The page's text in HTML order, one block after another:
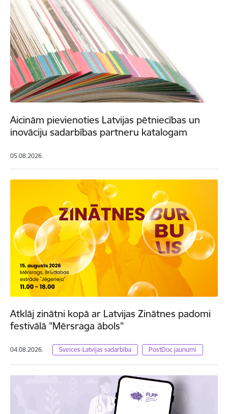
Aicinām pievienoties Latvijas pētniecības un
inovāciju sadarbības partneru katalogam
05.08.2026.
Atklāj zinātni kopā ar Latvijas Zinātnes padomi
festivālā "Mērsraga ābols"
04.08.2026. Šveices-Latvijas sadarbība PostDoc jaunumi